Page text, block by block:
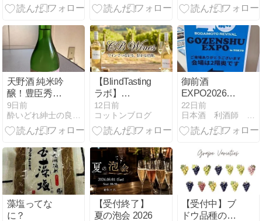
インスクール
チャンネルを
探す
天野酒 純米吟
醸！豊臣秀吉
に愛されたお
酒の復活！
9日前
酔いどれ紳士の良い酔い宵よ
【BlindTasting
ラボ】
CBWinesが開
発したブライ
ンドテイステ
WEBアプリを
紹介！
12日前
コットンブログ
御前酒
EXPO2026に
参加
22日前
日本酒 利酒師 上仙裕一
藻塩ってな
に？
【受付終了】
夏の泡会 2026
【受付中】ブ
ドウ品種の違